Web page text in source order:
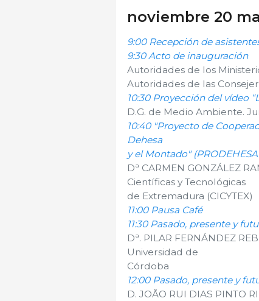
noviembre 20
9:00 Recepción de
9:30 Acto de inauguración
Autoridades de los
Autoridades de las
10:30 Proyección del vídeo
D.G. de Medio Ambiente.
10:40 "Proyecto de
Dehesa
y el Montado"
Dª CARMEN GONZÁLEZ
Científicas y Tecnológicas
de Extremadura (CICYTEX)
11:00 Pausa Café
11:30 Pasado, presente y
Dª. PILAR FERNÁNDEZ
Universidad de
Córdoba
12:00 Pasado, presente y
D. JOÃO RUI DIAS PINTO